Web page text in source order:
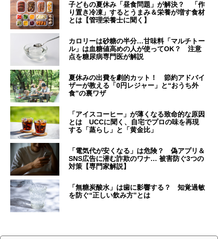
子どもの夏休み「昼食問題」が解決？ 「作
り置き冷凍」するとうまみ＆栄養が増す食材
とは【管理栄養士に聞く】
カロリーは砂糖の半分…甘味料「マルチトー
ル」は血糖値高めの人が使ってOK？ 注意
点を糖尿病専門医が解説
夏休みの出費を劇的カット！ 節約アドバイ
ザーが教える「0円レジャー」と“おうち外
食”の裏ワザ
「アイスコーヒー」が薄くなる致命的な原因
とは UCCに聞く、自宅でプロの味を再現
する「蒸らし」と「黄金比」
「電気代が安くなる」は危険？ 偽アプリ＆
SNS広告に潜む詐欺のワナ… 被害防ぐ3つの
対策【専門家解説】
「無糖炭酸水」は歯に影響する？ 知覚過敏
を防ぐ“正しい飲み方”とは